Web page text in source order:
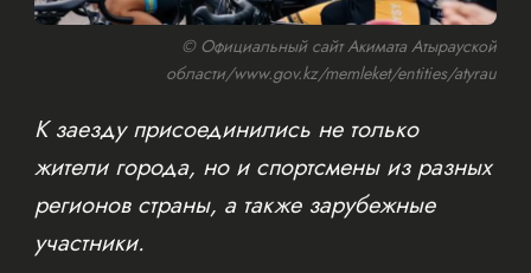
© Официальный сайт Акимата Атырауской
области/www.gov.kz/memleket/entities/atyrau
К заезду присоединились не только
жители города, но и спортсмены из разных
регионов страны, а также зарубежные
участники.